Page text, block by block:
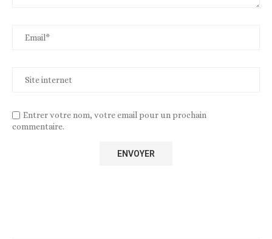
Entrer votre nom, votre email pour un prochain
commentaire.